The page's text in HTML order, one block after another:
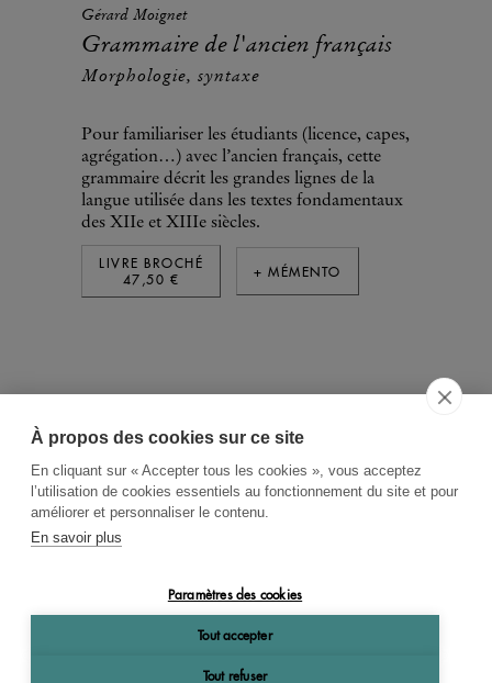
À propos des cookies sur ce site
En cliquant sur « Accepter tous les cookies », vous acceptez
l’utilisation de cookies essentiels au fonctionnement du site et pour
améliorer et personnaliser le contenu.
En savoir plus
Paramètres des cookies
Tout accepter
Tout refuser
Gérard Moignet
Grammaire de l'ancien français
Morphologie, syntaxe
Pour familiariser les étudiants (licence, capes,
agrégation…) avec l’ancien français, cette
grammaire décrit les grandes lignes de la
langue utilisée dans les textes fondamentaux
des XIIe et XIIIe siècles.
LIVRE BROCHÉ
47,50 €
+ MÉMENTO
RECHERCHE THÉMATIQUE
OK